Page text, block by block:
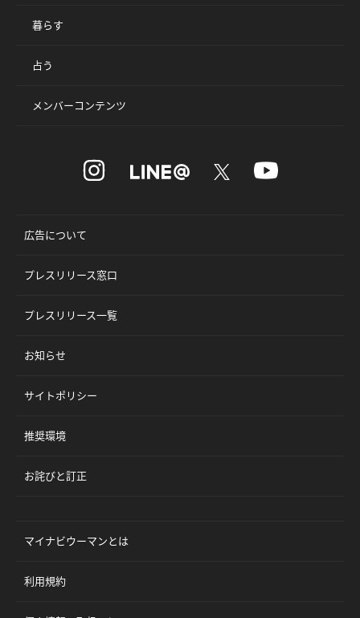
暮らす
占う
メンバーコンテンツ
広告について
プレスリリース窓口
プレスリリース一覧
お知らせ
サイトポリシー
推奨環境
お詫びと訂正
マイナビウーマンとは
利用規約